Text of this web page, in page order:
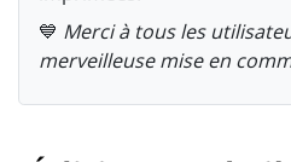
💙 Merci à tous les
merveilleuse mise en